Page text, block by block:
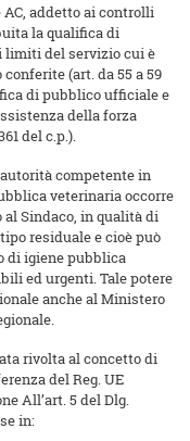
addetto ai controlli
la qualifica di
limiti del servizio cui è
(art. da 55 a 59
di pubblico ufficiale e
della forza
del c.p.).
competente in
veterinaria occorre
Sindaco, in qualità di
residuale e cioè può
di igiene pubblica
ed urgenti. Tale potere
anche al Ministero
rivolta al concetto di
del Reg. UE
All’art. 5 del Dlg.
in: